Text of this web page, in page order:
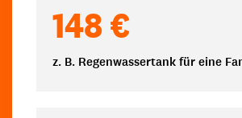
148 €
z. B. Regenwassertank für eine